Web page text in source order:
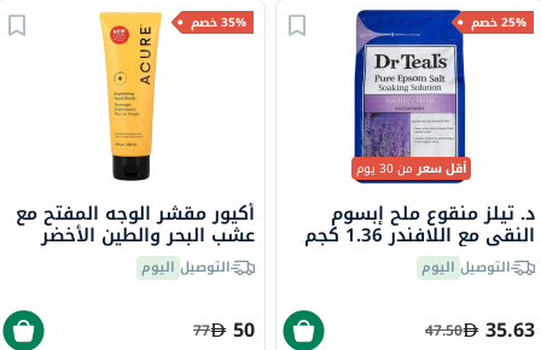
25% خصم
أقل سعرمن 30 يوم
د. تيلز منقوع ملح إبسوم
النقي مع اللافندر 1.36 كجم
التوصيل اليوم
35.63
47.50
35% خصم
أكيور مقشر الوجه المفتح مع
عشب البحر والطين الأخضر
الفرنسي 118 مل
التوصيل اليوم
50
77